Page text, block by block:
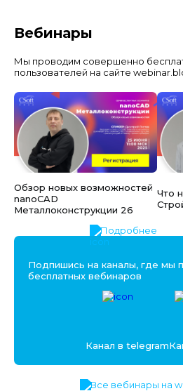
Вебинары
Мы проводим совершенно
пользователей на сайте
Обзор новых возможностей
nanoCAD
Металлоконструкции 26
Подробнее
Что
Подпишись на каналы, где мы
бесплатных вебинаров
Канал в telegram
Все вебинары на